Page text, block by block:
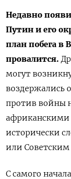
Недавно
Путин и его
план побега в
провалится.
могут
воздержались
против войны
исторически
или
С самого